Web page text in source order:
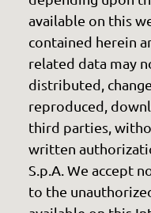
available on this
contained herein
related data may
distributed,
reproduced,
third parties,
written
S.p.A. We accept
to the